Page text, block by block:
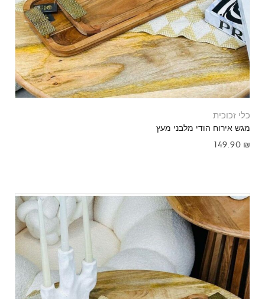
כלי זכוכית
מגש אירוח הודי מלבני מעץ
149.90 ₪